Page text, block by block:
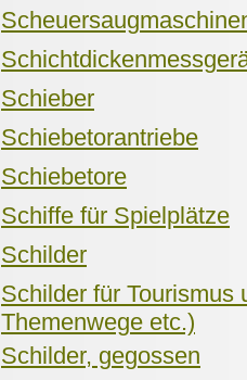
Schieber
Schiebetorantriebe
Schiebetore
Schiffe für Spielplätze
Schilder
Schilder für Tourismus
Themenwege etc.)
Schilder, gegossen